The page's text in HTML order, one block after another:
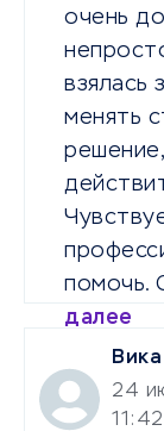
очень
взялась
менять
помочь.
далее
24
11:42